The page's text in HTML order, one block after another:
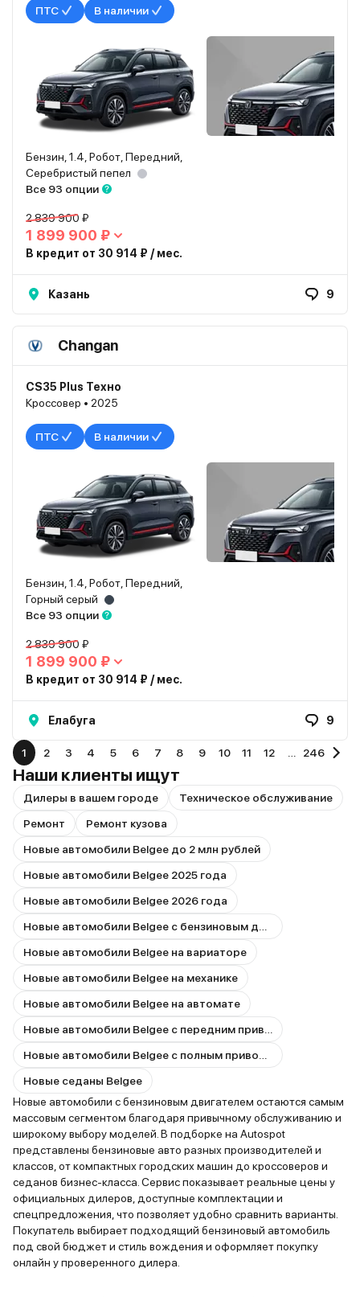
ПТС В наличии
Бензин, 1.4, Робот, Передний,
Серебристый пепел
Все 93 опции
2 839 900 ₽
1 899 900 ₽
В кредит от 30 914 ₽ / мес.
Казань 9
Changan
CS35 Plus Техно
Кроссовер • 2025
ПТС В наличии
Бензин, 1.4, Робот, Передний,
Горный серый
Все 93 опции
2 839 900 ₽
1 899 900 ₽
В кредит от 30 914 ₽ / мес.
Елабуга 9
1 2 3 4 5 6 7 8 9 10 11 12 246
Наши клиенты ищут
Дилеры в вашем городе
Техническое обслуживание
Ремонт
Ремонт кузова
Новые автомобили Belgee до 2 млн рублей
Новые автомобили Belgee 2025 года
Новые автомобили Belgee 2026 года
Новые автомобили Belgee на вариаторе
Новые автомобили Belgee на механике
Новые автомобили Belgee на автомате
Новые седаны Belgee
Новые автомобили с бензиновым двигателем остаются самым
массовым сегментом благодаря привычному обслуживанию и
широкому выбору моделей. В подборке на Autospot
представлены бензиновые авто разных производителей и
классов, от компактных городских машин до кроссоверов и
седанов бизнес-класса. Сервис показывает реальные цены у
официальных дилеров, доступные комплектации и
спецпредложения, что позволяет удобно сравнить варианты.
Покупатель выбирает подходящий бензиновый автомобиль
под свой бюджет и стиль вождения и оформляет покупку
онлайн у проверенного дилера.